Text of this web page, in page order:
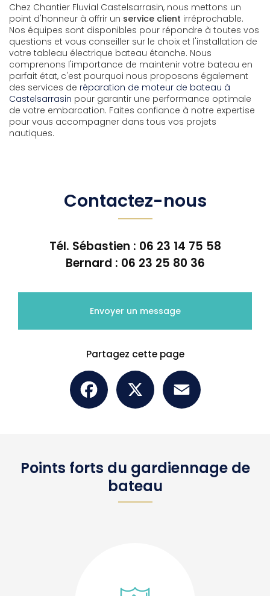
Chez Chantier Fluvial Castelsarrasin, nous mettons un
point d'honneur à offrir un service client irréprochable.
Nos équipes sont disponibles pour répondre à toutes vos
questions et vous conseiller sur le choix et l'installation de
votre tableau électrique bateau étanche. Nous
comprenons l'importance de maintenir votre bateau en
parfait état, c'est pourquoi nous proposons également
des services de réparation de moteur de bateau à
Castelsarrasin pour garantir une performance optimale
de votre embarcation. Faites confiance à notre expertise
pour vous accompagner dans tous vos projets
nautiques.
Contactez-nous
Tél. Sébastien : 06 23 14 75 58
Bernard : 06 23 25 80 36
Envoyer un message
Partagez cette page
Facebook
Points forts du gardiennage de
bateau